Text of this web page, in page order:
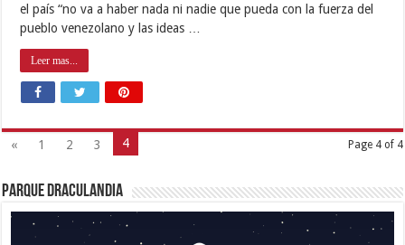
el país “no va a haber nada ni nadie que pueda con la fuerza del
pueblo venezolano y las ideas …
Leer mas...
Page 4 of 4
« 1 2 3 4
Parque Draculandia